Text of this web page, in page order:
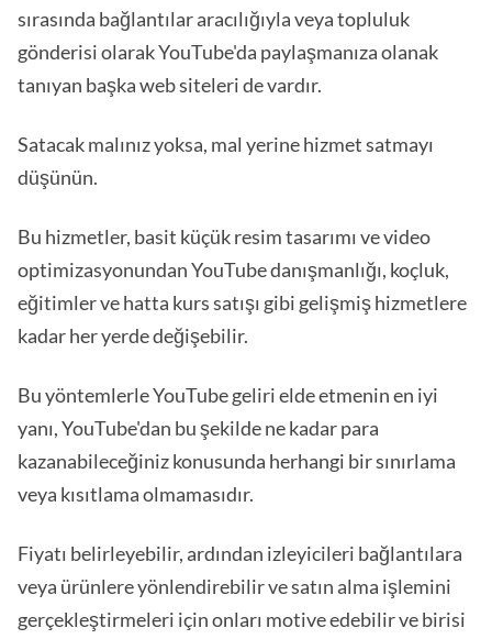
sırasında bağlantılar aracılığıyla veya topluluk
gönderisi olarak YouTube'da paylaşmanıza olanak
tanıyan başka web siteleri de vardır.
Satacak malınız yoksa, mal yerine hizmet satmayı
düşünün.
Bu hizmetler, basit küçük resim tasarımı ve video
optimizasyonundan YouTube danışmanlığı, koçluk,
eğitimler ve hatta kurs satışı gibi gelişmiş hizmetlere
kadar her yerde değişebilir.
Bu yöntemlerle YouTube geliri elde etmenin en iyi
yanı, YouTube'dan bu şekilde ne kadar para
kazanabileceğiniz konusunda herhangi bir sınırlama
veya kısıtlama olmamasıdır.
Fiyatı belirleyebilir, ardından izleyicileri bağlantılara
veya ürünlere yönlendirebilir ve satın alma işlemini
gerçekleştirmeleri için onları motive edebilir ve birisi